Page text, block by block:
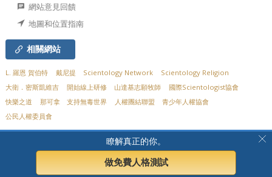
瞭解真正的你。
做免費人格測試
網站意見回饋
地圖和位置指南
相關網站
L. 羅恩 賀伯特 戴尼提 Scientology Network
Scientology Religion
大衛．密斯凱維吉
開始線上研修 山達基志願牧師
國際Scientologist協會
快樂之道
那可拿 支持無毒世界 人權團結聯盟
青少年人權協會
公民人權委員會
Church of Scientology Flag Service Organization.
隱
法律聲明